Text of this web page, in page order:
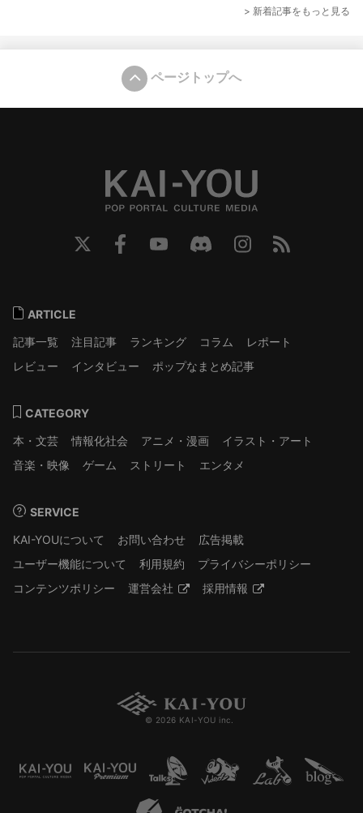
> 新着記事をもっと見る
ページトップへ
ARTICLE
記事一覧
注目記事 ランキング コラム
レポート
レビュー
インタビュー ポップなまとめ記事
CATEGORY
本・文芸
情報化社会 アニメ・漫画
イラスト・アート
音楽・映像
ゲーム ストリート エンタメ
SERVICE
KAI-YOUについて
お問い合わせ
広告掲載
ユーザー機能について
利用規約
プライバシーポリシー
コンテンツポリシー
運営会社 採用情報
© 2026 KAI-YOU inc.